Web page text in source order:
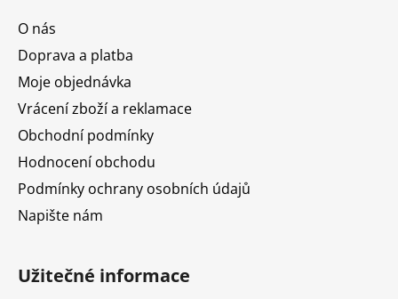
O nás
Doprava a platba
Moje objednávka
Vrácení zboží a reklamace
Obchodní podmínky
Hodnocení obchodu
Podmínky ochrany osobních údajů
Napište nám
Užitečné informace